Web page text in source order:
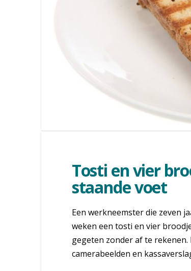
Tosti en vier
staande voet
Een werkneemster die zeven
weken een tosti en vier
gegeten zonder af te
camerabeelden en